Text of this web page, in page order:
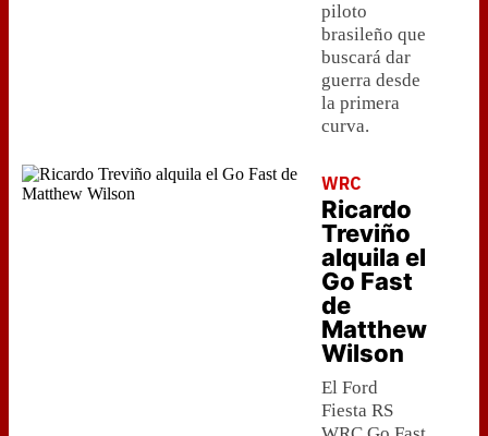
piloto
brasileño que
buscará dar
guerra desde
la primera
curva.
WRC
Ricardo
Treviño
alquila el
Go Fast
de
Matthew
Wilson
El Ford
Fiesta RS